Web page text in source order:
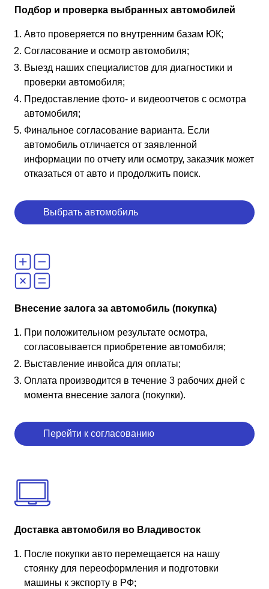
Подбор и проверка выбранных автомобилей
Авто проверяется по внутренним базам ЮК;
Согласование и осмотр автомобиля;
Выезд наших специалистов для диагностики и
проверки автомобиля;
Предоставление фото- и видеоотчетов с осмотра
автомобиля;
Финальное согласование варианта. Если
автомобиль отличается от заявленной
информации по отчету или осмотру, заказчик может
отказаться от авто и продолжить поиск.
Выбрать автомобиль
Внесение залога за автомобиль (покупка)
При положительном результате осмотра,
согласовывается приобретение автомобиля;
Выставление инвойса для оплаты;
Оплата производится в течение 3 рабочих дней с
момента внесение залога (покупки).
Перейти к согласованию
Доставка автомобиля во Владивосток
После покупки авто перемещается на нашу
стоянку для переоформления и подготовки
машины к экспорту в РФ;